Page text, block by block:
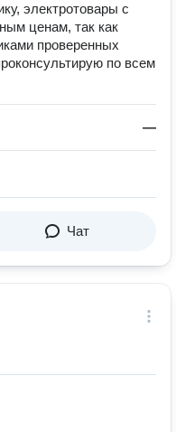
электротовары с
ценам, так как
проверенных
по всем
—
Чат